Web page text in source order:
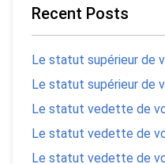
Recent Posts
Le statut supérieur de
Le statut supérieur de
Le statut vedette de
Le statut vedette de
Le statut vedette de